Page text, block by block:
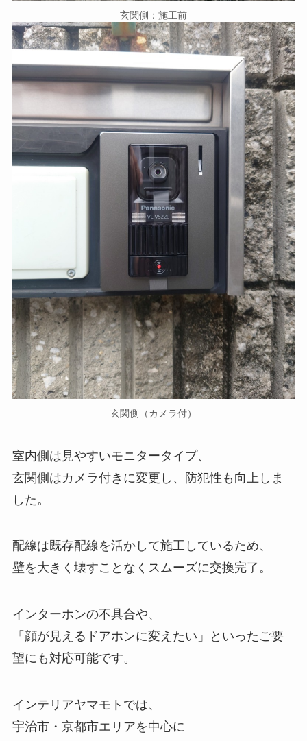
玄関側：施工前
玄関側（カメラ付）
室内側は見やすいモニタータイプ、
玄関側はカメラ付きに変更し、防犯性も向上しま
した。
配線は既存配線を活かして施工しているため、
壁を大きく壊すことなくスムーズに交換完了。
インターホンの不具合や、
「顔が見えるドアホンに変えたい」といったご要
望にも対応可能です。
インテリアヤマモトでは、
宇治市・京都市エリアを中心に